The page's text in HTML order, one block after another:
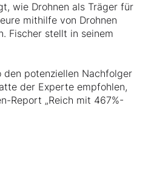
wie Drohnen als Träger für
mithilfe von Drohnen
Fischer stellt in seinem
den potenziellen Nachfolger
der Experte empfohlen,
Report „Reich mit 467%-